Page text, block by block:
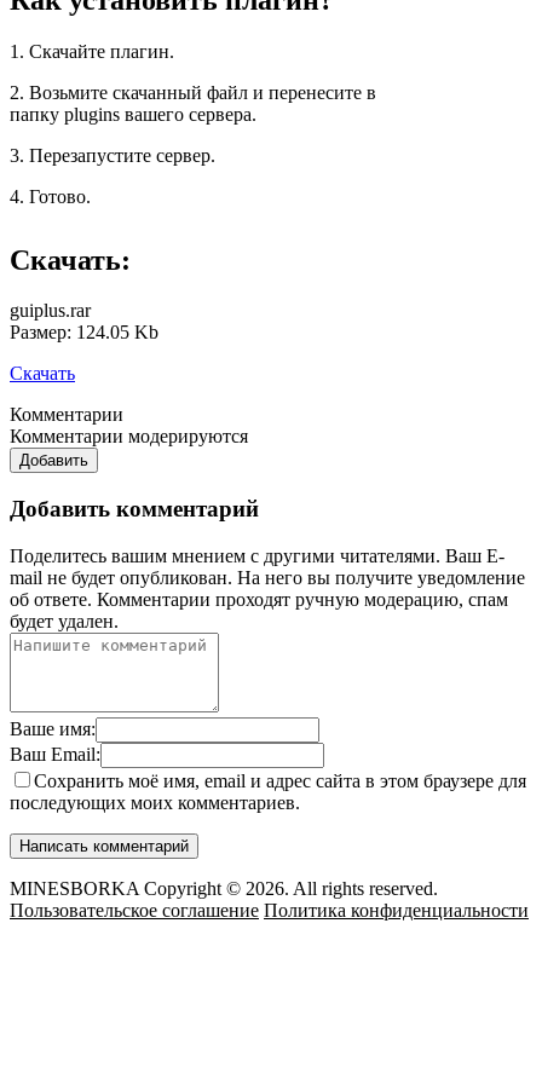
1. Скачайте плагин.
2. Возьмите скачанный файл и перенесите в
папку plugins вашего сервера.
3. Перезапустите сервер.
4. Готово.
Скачать:
guiplus.rar
Размер: 124.05 Kb
Скачать
Комментарии
Комментарии модерируются
Добавить
Добавить комментарий
Поделитесь вашим мнением с другими читателями. Ваш E-
mail не будет опубликован. На него вы получите уведомление
об ответе. Комментарии проходят ручную модерацию, спам
будет удален.
Ваше имя:
Ваш Email:
Сохранить моё имя, email и адрес сайта в этом браузере для
последующих моих комментариев.
MINESBORKA Copyright © 2026. All rights reserved.
Пользовательское соглашение Политика конфиденциальности